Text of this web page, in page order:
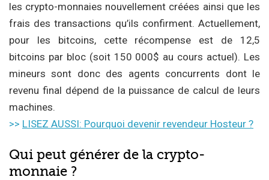
les crypto-monnaies nouvellement créées ainsi que les
frais des transactions qu’ils confirment. Actuellement,
pour les bitcoins, cette récompense est de 12,5
bitcoins par bloc (soit 150 000$ au cours actuel). Les
mineurs sont donc des agents concurrents dont le
revenu final dépend de la puissance de calcul de leurs
machines.
>> LISEZ AUSSI: Pourquoi devenir revendeur Hosteur ?
Qui peut générer de la crypto-
monnaie ?